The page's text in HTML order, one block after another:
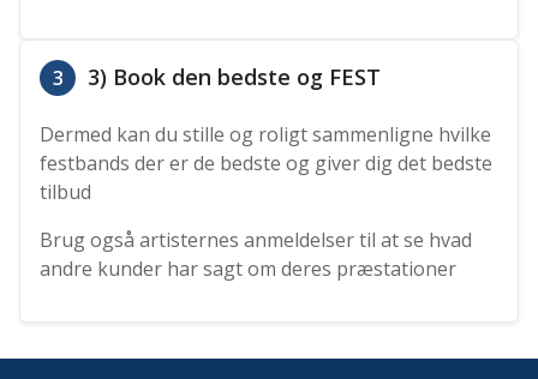
3 3) Book den bedste og FEST
Dermed kan du stille og roligt sammenligne hvilke
festbands der er de bedste og giver dig det bedste
tilbud
Brug også artisternes anmeldelser til at se hvad
andre kunder har sagt om deres præstationer